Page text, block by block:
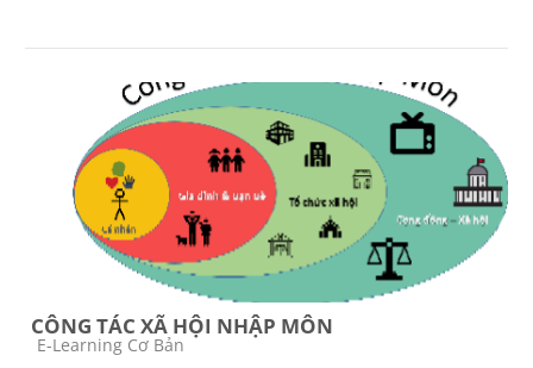
CÔNG TÁC XÃ HỘI NHẬP MÔN
Course category
E-Learning Cơ Bản